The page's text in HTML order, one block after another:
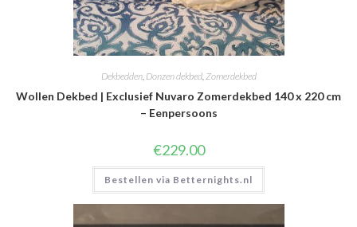
Dekbedden, Donzen dekbed,Zomerdekbed
Wollen Dekbed | Exclusief Nuvaro Zomerdekbed 140 x 220 cm
– Eenpersoons
€229.00
Bestellen via Betternights.nl